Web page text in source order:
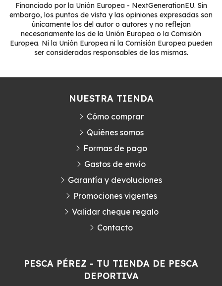
Financiado por la Unión Europea - NextGenerationEU. Sin
embargo, los puntos de vista y las opiniones expresadas son
únicamente los del autor o autores y no reflejan
necesariamente los de la Unión Europea o la Comisión
Europea. Ni la Unión Europea ni la Comisión Europea pueden
ser consideradas responsables de las mismas.
PESCA PÉREZ - TU TIENDA DE PESCA
DEPORTIVA
NUESTRA TIENDA
Cómo comprar
Quiénes somos
Formas de pago
Gastos de envío
Garantía y devoluciones
Promociones vigentes
Validar cheque regalo
Contacto